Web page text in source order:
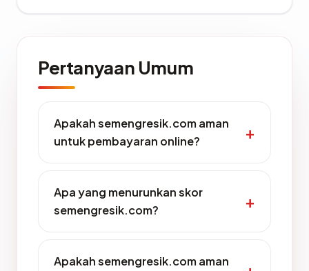
Pertanyaan Umum
Apakah semengresik.com aman
untuk pembayaran online?
Apa yang menurunkan skor
semengresik.com?
Apakah semengresik.com aman